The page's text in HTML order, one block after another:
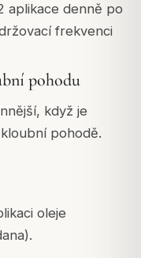
aplikace denně po
frekvenci
pohodu
když je
pohodě.
oleje